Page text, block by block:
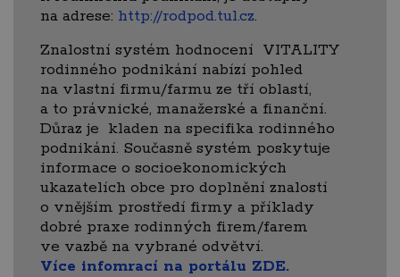
na adrese: http://rodpod.tul.cz.
Znalostní systém hodnocení VITALITY
rodinného podnikání nabízí pohled
na vlastní firmu/farmu ze tří oblastí,
a to právnické, manažerské a finanční.
Důraz je kladen na specifika rodinného
podnikání. Současně systém poskytuje
informace o socioekonomických
ukazatelích obce pro doplnění znalostí
o vnějším prostředí firmy a příklady
dobré praxe rodinných firem/farem
ve vazbě na vybrané odvětví.
Více infomrací na portálu ZDE.